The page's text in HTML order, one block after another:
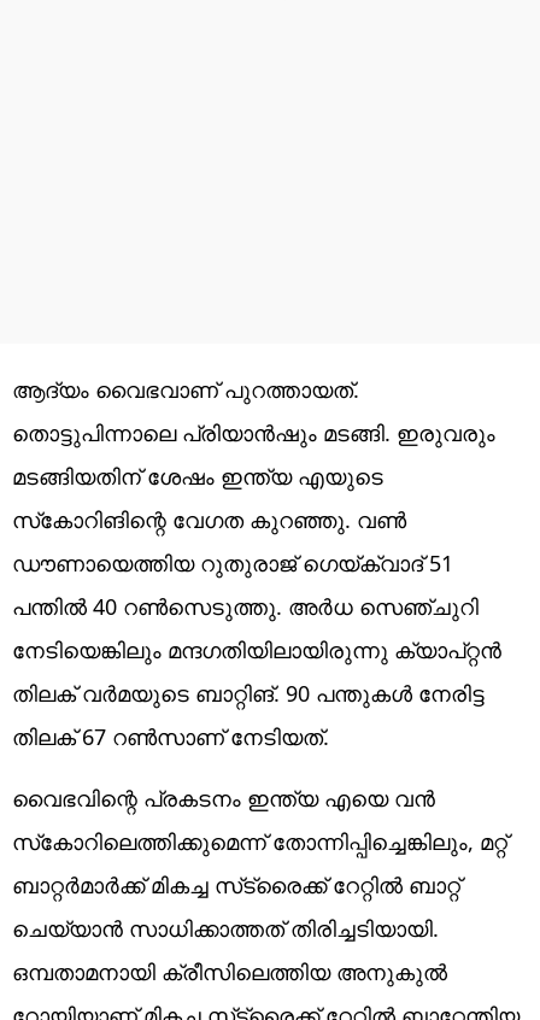
ആദ്യം വൈഭവാണ് പുറത്തായത്.
തൊട്ടുപിന്നാലെ പ്രിയാന്‍ഷും മടങ്ങി. ഇരുവരും
മടങ്ങിയതിന് ശേഷം ഇന്ത്യ എയുടെ
സ്‌കോറിങിന്റെ വേഗത കുറഞ്ഞു. വണ്‍
ഡൗണായെത്തിയ റുതുരാജ് ഗെയ്ക്‌വാദ് 51
പന്തില്‍ 40 റണ്‍സെടുത്തു. അര്‍ധ സെഞ്ചുറി
നേടിയെങ്കിലും മന്ദഗതിയിലായിരുന്നു ക്യാപ്റ്റന്‍
തിലക് വര്‍മയുടെ ബാറ്റിങ്. 90 പന്തുകള്‍ നേരിട്ട
തിലക് 67 റണ്‍സാണ് നേടിയത്.
വൈഭവിന്റെ പ്രകടനം ഇന്ത്യ എയെ വന്‍
സ്‌കോറിലെത്തിക്കുമെന്ന് തോന്നിപ്പിച്ചെങ്കിലും, മറ്റ്
ബാറ്റര്‍മാര്‍ക്ക് മികച്ച സ്‌ട്രൈക്ക് റേറ്റില്‍ ബാറ്റ്
ചെയ്യാന്‍ സാധിക്കാത്തത് തിരിച്ചടിയായി.
ഒമ്പതാമനായി ക്രീസിലെത്തിയ അനുകുല്‍